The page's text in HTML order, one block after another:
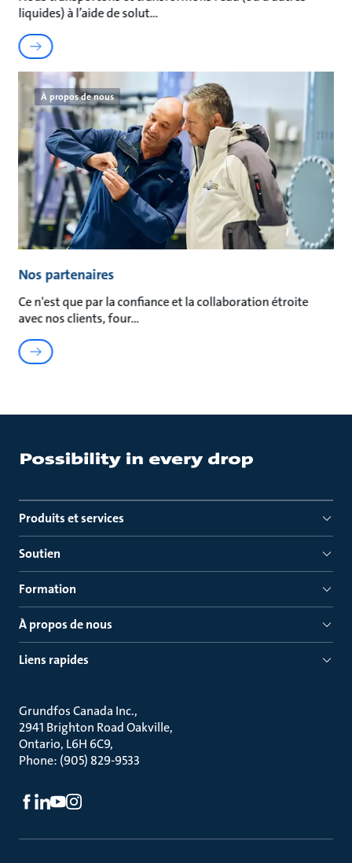
liquides) à l’aide de solut
À propos de nous
Nos partenaires
Ce n'est que par la confiance et la collaboration étroite
avec nos clients, four
Produits et services
Soutien
Formation
À propos de nous
Liens rapides
Grundfos Canada Inc.
2941 Brighton Road Oakville
Ontario, L6H 6C9
Phone: (905) 829-9533